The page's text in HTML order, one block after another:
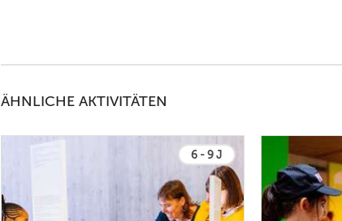
ÄHNLICHE AKTIVITÄTEN
6 - 9 J